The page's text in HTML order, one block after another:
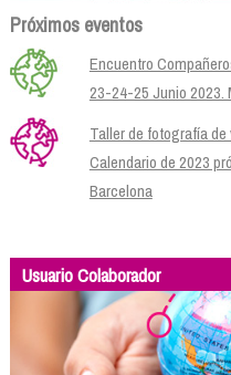
Próximos eventos
Encuentro
23-24-25 Junio 2023.
Taller de fotografía de
Calendario de 2023
Barcelona
Usuario Colaborador